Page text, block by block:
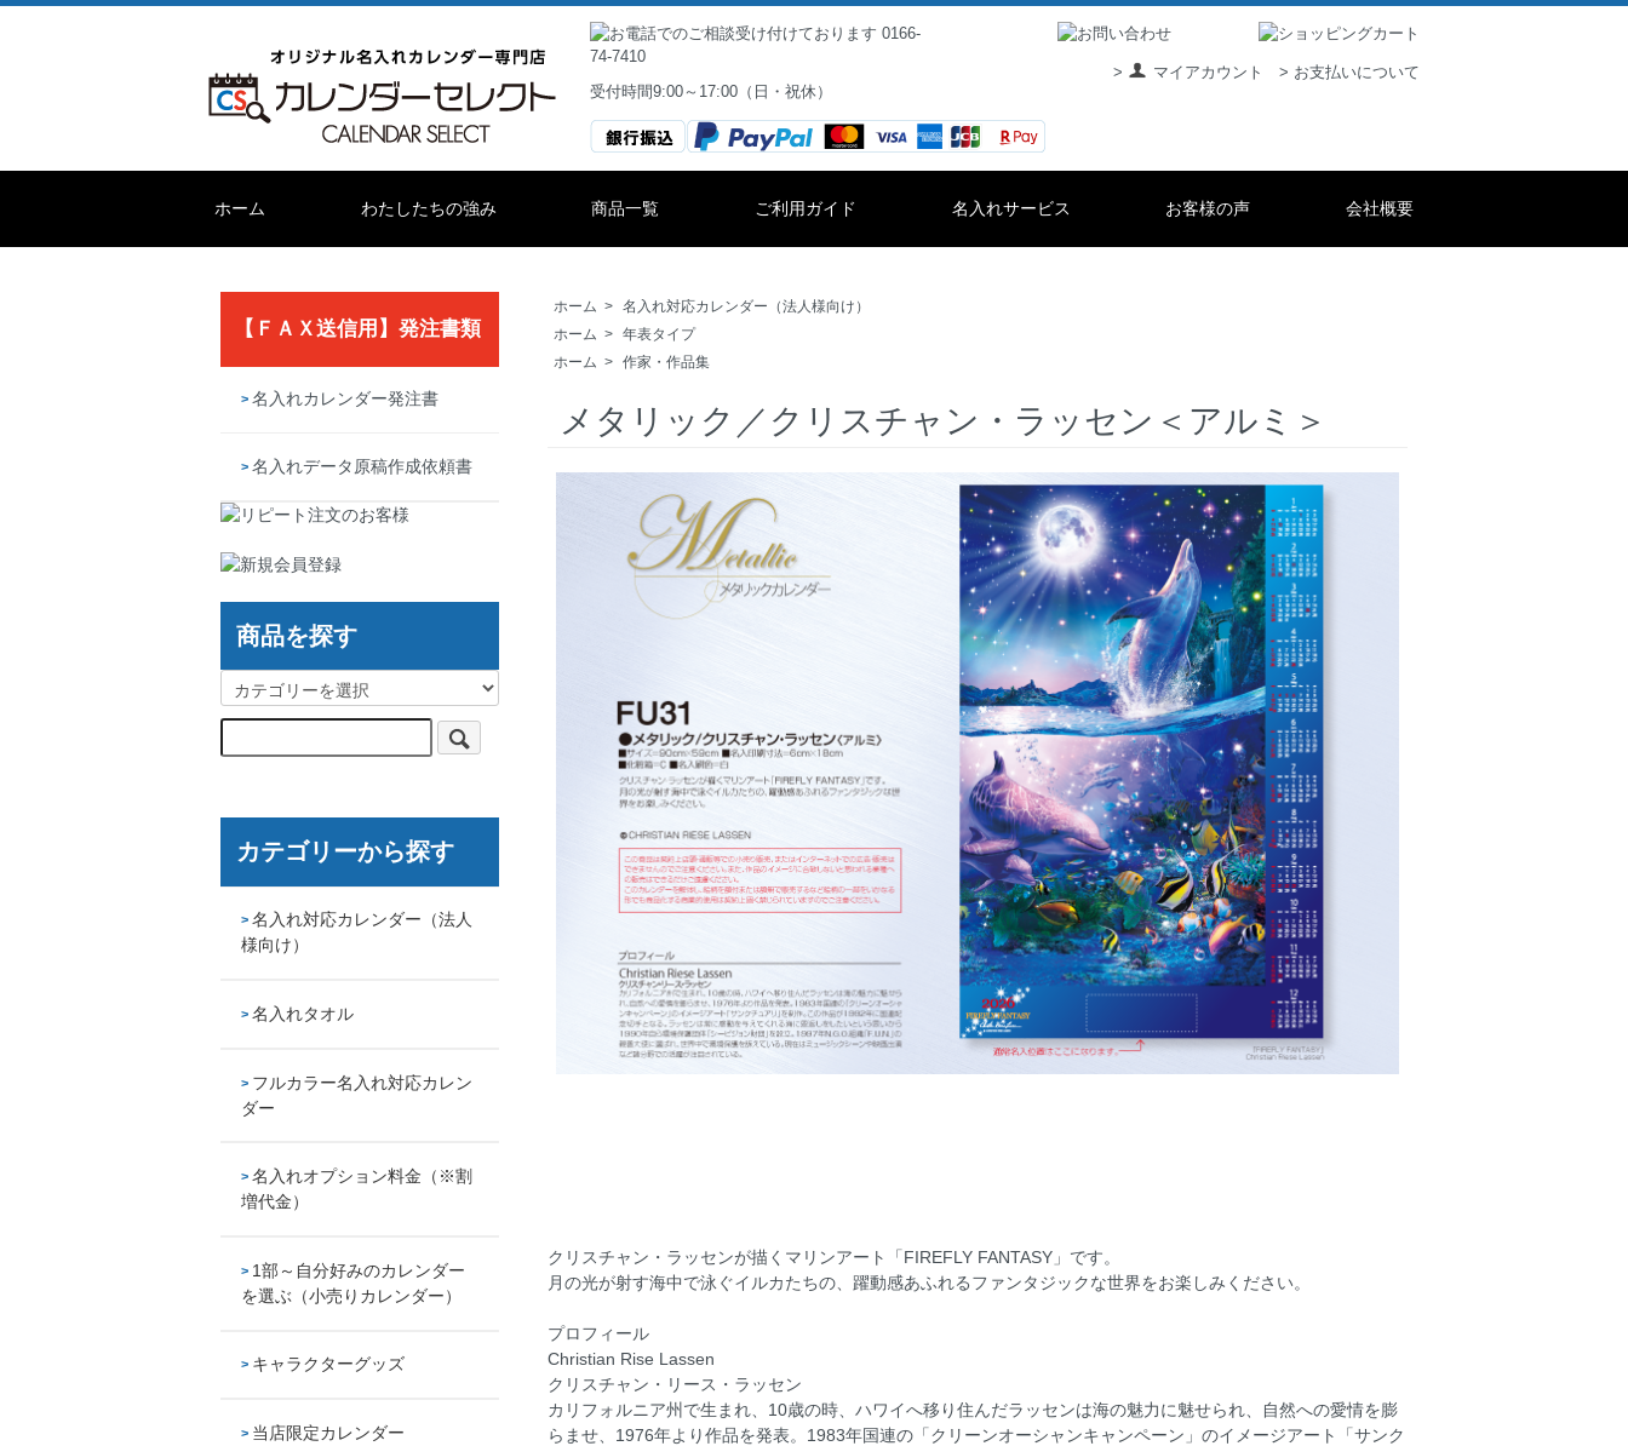
受付時間9:00～17:00（日・祝休）
> マイアカウント > お支払いについて
ホーム わたしたちの強み 商品一覧 ご利用ガイド 名入れサービス お客様の声 会社概要
ホーム > 名入れ対応カレンダー（法人様向け）
ホーム > 年表タイプ
ホーム > 作家・作品集
メタリック／クリスチャン・ラッセン＜アルミ＞
クリスチャン・ラッセンが描くマリンアート「FIREFLY FANTASY」です。
月の光が射す海中で泳ぐイルカたちの、躍動感あふれるファンタジックな世界をお楽しみください。
プロフィール
Christian Rise Lassen
クリスチャン・リース・ラッセン
カリフォルニア州で生まれ、10歳の時、ハワイへ移り住んだラッセンは海の魅力に魅せられ、自然への愛情を膨
らませ、1976年より作品を発表。1983年国連の「クリーンオーシャンキャンペーン」のイメージアート「サンク
【ＦＡＸ送信用】発注書類
名入れカレンダー発注書
名入れデータ原稿作成依頼書
商品を探す
カテゴリーから探す
名入れ対応カレンダー（法人
様向け）
名入れタオル
フルカラー名入れ対応カレン
ダー
名入れオプション料金（※割
増代金）
1部～自分好みのカレンダー
を選ぶ（小売りカレンダー）
キャラクターグッズ
当店限定カレンダー